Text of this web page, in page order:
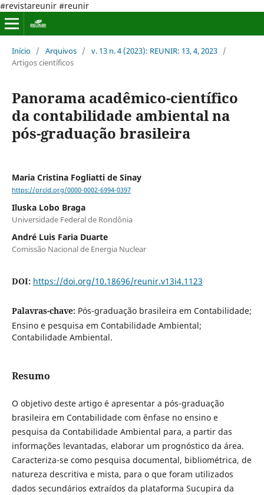
#revistareunir #reunir
Início / Arquivos / v. 13 n. 4 (2023): REUNIR: 13, 4, 2023 /
Artigos científicos
Panorama acadêmico-científico
da contabilidade ambiental na
pós-graduação brasileira
Maria Cristina Fogliatti de Sinay
https://orcid.org/0000-0002-6994-0397
Iluska Lobo Braga
Universidade Federal de Rondônia
André Luis Faria Duarte
Comissão Nacional de Energia Nuclear
DOI: https://doi.org/10.18696/reunir.v13i4.1123
Palavras-chave: Pós-graduação brasileira em Contabilidade;
Ensino e pesquisa em Contabilidade Ambiental;
Contabilidade Ambiental.
Resumo
O objetivo deste artigo é apresentar a pós-graduação
brasileira em Contabilidade com ênfase no ensino e
pesquisa da Contabilidade Ambiental para, a partir das
informações levantadas, elaborar um prognóstico da área.
Caracteriza-se como pesquisa documental, bibliométrica, de
natureza descritiva e mista, para o que foram utilizados
dados secundários extraídos da plataforma Sucupira da